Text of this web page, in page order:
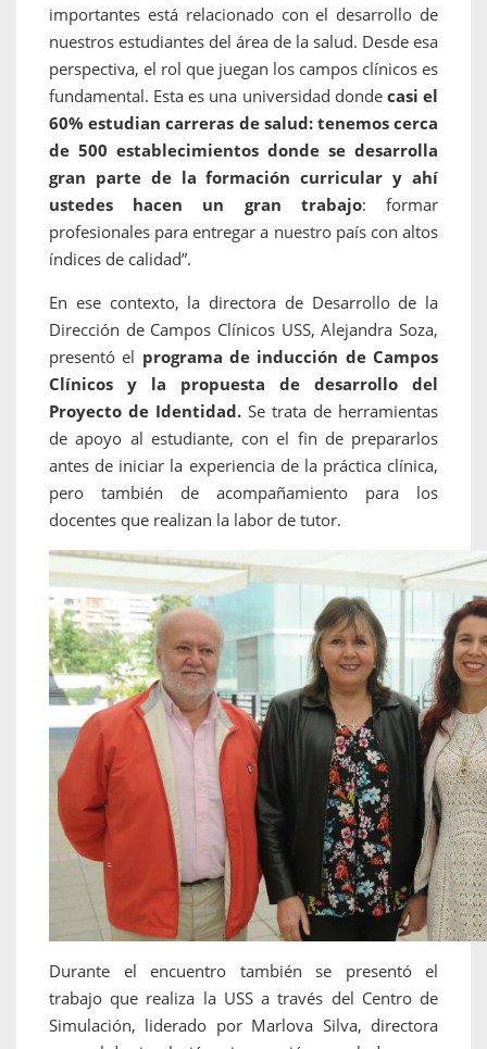
importantes está relacionado con el desarrollo de
nuestros estudiantes del área de la salud. Desde esa
perspectiva, el rol que juegan los campos clínicos es
fundamental. Esta es una universidad donde casi el
60% estudian carreras de salud: tenemos cerca
de 500 establecimientos donde se desarrolla
gran parte de la formación curricular y ahí
ustedes hacen un gran trabajo: formar
profesionales para entregar a nuestro país con altos
índices de calidad”.
En ese contexto, la directora de Desarrollo de la
Dirección de Campos Clínicos USS, Alejandra Soza,
presentó el programa de inducción de Campos
Clínicos y la propuesta de desarrollo del
Proyecto de Identidad. Se trata de herramientas
de apoyo al estudiante, con el fin de prepararlos
antes de iniciar la experiencia de la práctica clínica,
pero también de acompañamiento para los
docentes que realizan la labor de tutor.
Durante el encuentro también se presentó el
trabajo que realiza la USS a través del Centro de
Simulación, liderado por Marlova Silva, directora